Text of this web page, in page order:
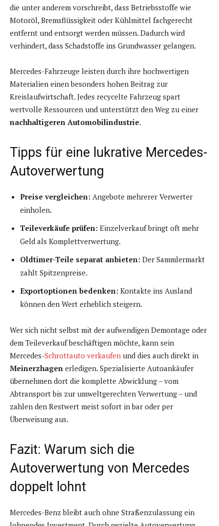
die unter anderem vorschreibt, dass Betriebsstoffe wie
Motoröl, Bremsflüssigkeit oder Kühlmittel fachgerecht
entfernt und entsorgt werden müssen. Dadurch wird
verhindert, dass Schadstoffe ins Grundwasser gelangen.
Mercedes-Fahrzeuge leisten durch ihre hochwertigen
Materialien einen besonders hohen Beitrag zur
Kreislaufwirtschaft. Jedes recycelte Fahrzeug spart
wertvolle Ressourcen und unterstützt den Weg zu einer
nachhaltigeren Automobilindustrie.
Tipps für eine lukrative Mercedes-
Autoverwertung
Preise vergleichen: Angebote mehrerer Verwerter
einholen.
Teileverkäufe prüfen: Einzelverkauf bringt oft mehr
Geld als Komplettverwertung.
Oldtimer-Teile separat anbieten: Der Sammlermarkt
zahlt Spitzenpreise.
Exportoptionen bedenken: Kontakte ins Ausland
können den Wert erheblich steigern.
Wer sich nicht selbst mit der aufwendigen Demontage oder
dem Teileverkauf beschäftigen möchte, kann sein
Mercedes-Schrottauto verkaufen und dies auch direkt in
Meinerzhagen erledigen. Spezialisierte Autoankäufer
übernehmen dort die komplette Abwicklung – vom
Abtransport bis zur umweltgerechten Verwertung – und
zahlen den Restwert meist sofort in bar oder per
Überweisung aus.
Fazit: Warum sich die
Autoverwertung von Mercedes
doppelt lohnt
Mercedes-Benz bleibt auch ohne Straßenzulassung ein